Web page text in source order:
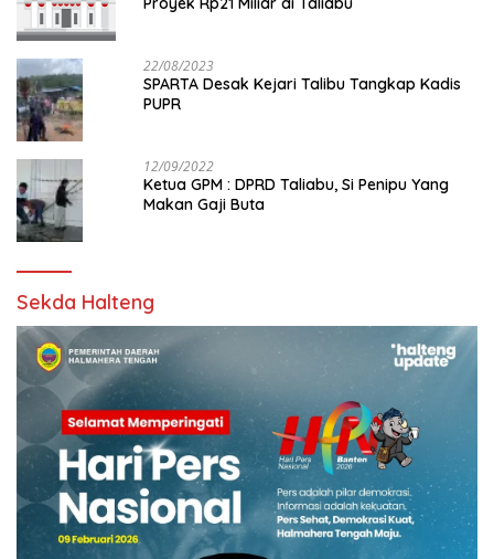
22/08/2023
SPARTA Desak Kejari Talibu Tangkap Kadis
PUPR
12/09/2022
Ketua GPM : DPRD Taliabu, Si Penipu Yang
Makan Gaji Buta
Sekda Halteng